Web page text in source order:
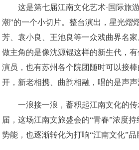
这是第七届江南文化艺术·国际旅游
潮”的一个小切片。整台演出，星光熠
芳、袁小良、王池良等一众戏曲界名家
做主角的是像沈源锟这样的新生代，
演员，也有苏州各个院团随时可以接
开，新老相携、曲韵相融，唱的是声声
一浪接一浪，蓄积起江南文化的传
届，这场江南文旅盛会的“青春”浓度
势能，也逐渐转化为打响“江南文化”品